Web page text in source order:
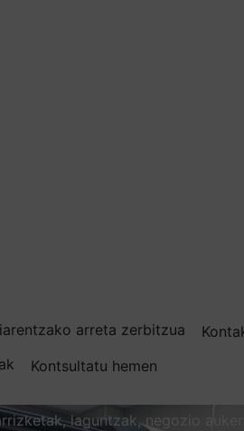
arreta zerbitzua
Kontsultatu hemen
laguntzak, negozio